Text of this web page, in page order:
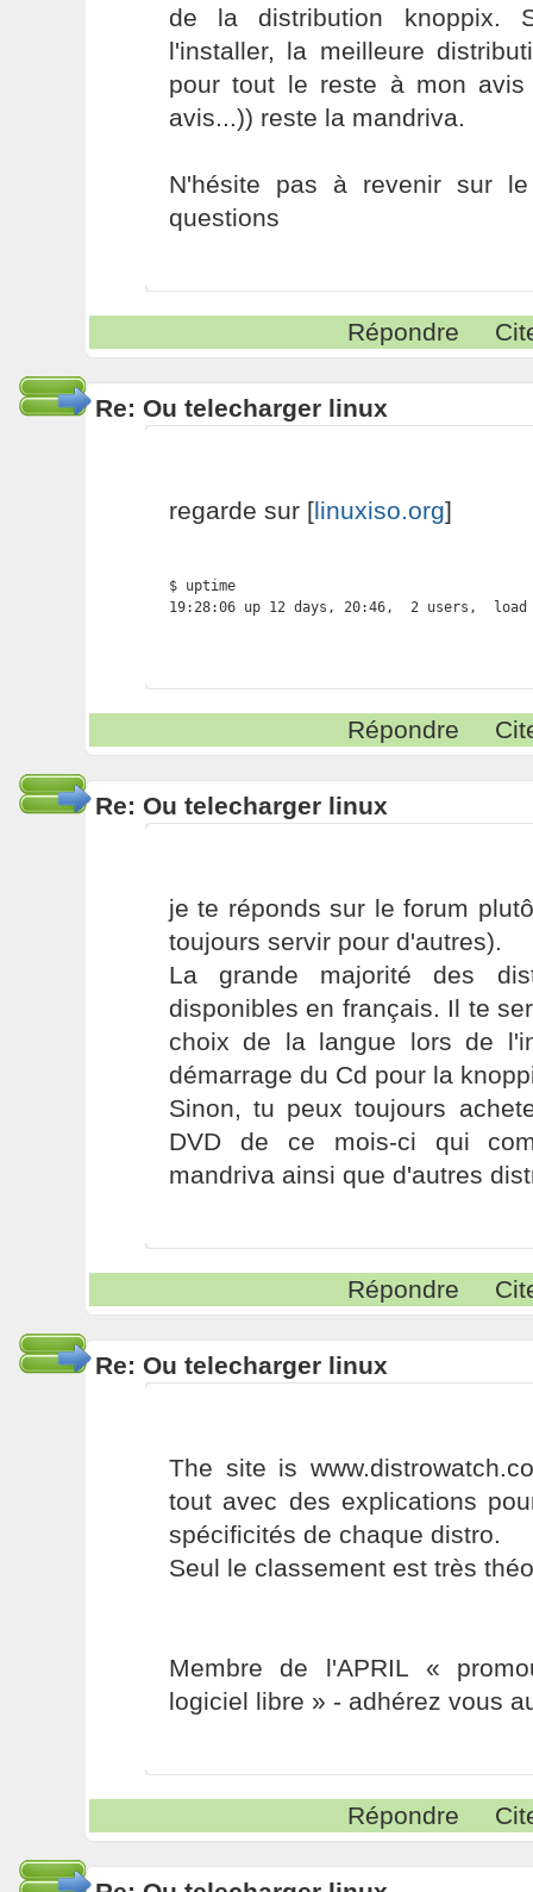
de la distribution knoppix.
l'installer, la meilleure
pour tout le reste à mon
avis...)) reste la mandriva.
N'hésite pas à revenir sur
questions
Répondre
Re: Ou telecharger linux
regarde sur [linuxiso.org]
$ uptime
19:28:06 up 12 days, 20:46,  2 users,  load
Répondre
Re: Ou telecharger linux
je te réponds sur le forum
toujours servir pour d'autres).
La grande majorité des
disponibles en français. Il te
choix de la langue lors de
démarrage du Cd pour la
Sinon, tu peux toujours
DVD de ce mois-ci qui
mandriva ainsi que d'autres
Répondre
Re: Ou telecharger linux
The site is
tout avec des explications
spécificités de chaque distro.
Seul le classement est très
Membre de l'APRIL «
logiciel libre » - adhérez vous
Répondre